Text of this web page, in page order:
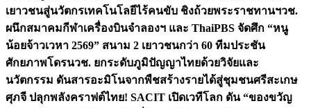
เยาวชนสู่นวัตกรเทคโนโลยีไร้คนขับ ชิงถ้วยพระราชทานฯวช.
ผนึกสมาคมกีฬาเครื่องบินจำลองฯ และ ThaiPBS จัดศึก “หนู
น้อยจ้าวเวหา 2569” สนาม 2 เยาวชนกว่า 60 ทีมประชัน
ศักยภาพโดรนวช. ยกระดับภูมิปัญญาไทยด้วยวิจัยและ
นวัตกรรม ดันสารอะมิโนจากพืชสร้างรายได้สู่ชุมชนศรีสะเกษ
ศุภจี ปลุกพลังคราฟต์ไทย! SACIT เปิดเวทีโลก ดัน “ของขวัญ